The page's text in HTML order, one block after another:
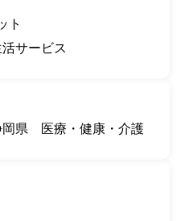
ト
サービス
県 医療・健康・介護